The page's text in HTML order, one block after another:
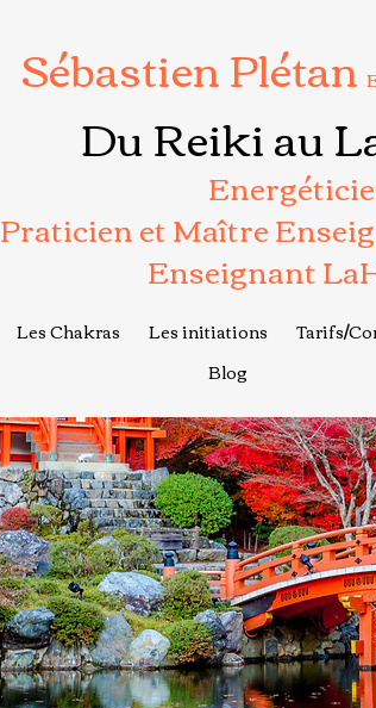
Sébastien Plétan
Du Reiki au
Praticien et Maître
Enseignant
Les Chakras Les initiations Tarifs/
Blog